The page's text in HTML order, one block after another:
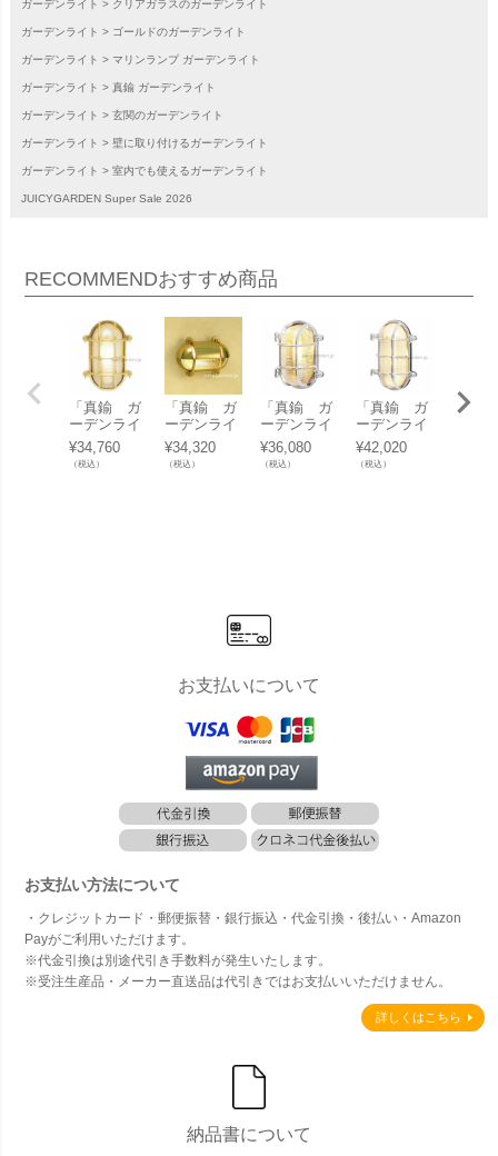
ガーデンライト クリアガラスのガーデンライト
ガーデンライト ゴールドのガーデンライト
ガーデンライト マリンランプ ガーデンライト
ガーデンライト 真鍮 ガーデンライト
ガーデンライト 玄関のガーデンライト
ガーデンライト 壁に取り付けるガーデンライト
ガーデンライト 室内でも使えるガーデンライト
JUICYGARDEN Super Sale 2026
RECOMMENDおすすめ商品
「真鍮 ガ
ーデンライ
ト BH203
5CL LED」
¥34,760
（税込）
「真鍮 ガ
ーデンライ
ト BH243
6CL LED」
¥34,320
（税込）
「真鍮 ガ
ーデンライ
ト BH203
6CRCL LE
D」
¥36,080
（税込）
「真鍮 ガ
ーデンライ
ト BH203
5CRCL LE
D」
¥42,020
（税込）
「真
お支払いについて
お支払い方法について
・クレジットカード・郵便振替・銀行振込・代金引換・後払い・Amazon
Payがご利用いただけます。
※代金引換は別途代引き手数料が発生いたします。
※受注生産品・メーカー直送品は代引きではお支払いいただけません。
詳しくはこちら
納品書について